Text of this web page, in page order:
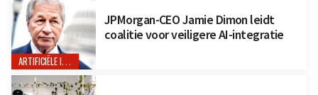
ARTIFICIËLE INTELLIGENTIE
JPMorgan-CEO Jamie Dimon leidt
coalitie voor veiligere AI-integratie